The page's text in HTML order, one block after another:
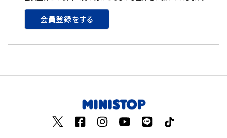
ギフト
会員登録をする